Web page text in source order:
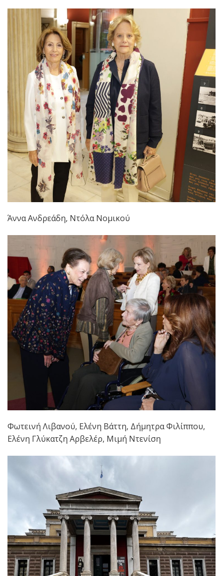
Άννα Ανδρεάδη, Ντόλα Νομικού
Φωτεινή Λιβανού, Ελένη Βάττη, Δήμητρα Φιλίππου,
Ελένη Γλύκατζη Αρβελέρ, Μιμή Ντενίση